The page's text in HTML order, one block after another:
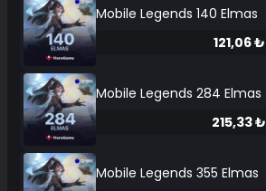
Mobile Legends 140 Elmas
121,06 ₺
Mobile Legends 284 Elmas
215,33 ₺
Mobile Legends 355 Elmas